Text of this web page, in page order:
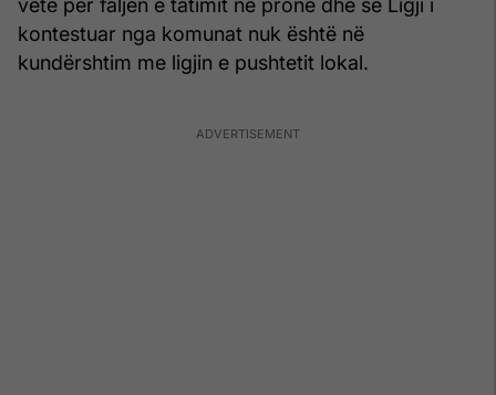
vetë për faljen e tatimit në pronë dhe se Ligji i
kontestuar nga komunat nuk është në
kundërshtim me ligjin e pushtetit lokal.